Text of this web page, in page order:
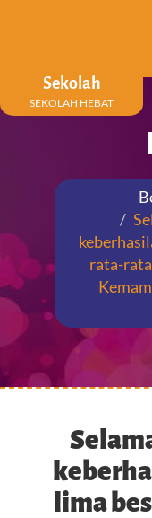
Sekolah
SEKOLAH HEBAT
rata-
lima